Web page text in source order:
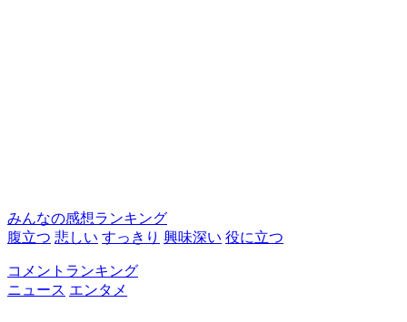
みんなの感想ランキング
腹立つ 悲しい すっきり 興味深い 役に立つ
コメントランキング
ニュース エンタメ